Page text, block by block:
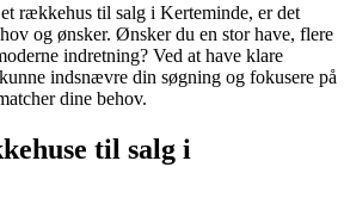
rækkehus til salg i Kerteminde, er det
og ønsker. Ønsker du en stor have, flere
indretning? Ved at have klare
indsnævre din søgning og fokusere på
dine behov.
til salg i